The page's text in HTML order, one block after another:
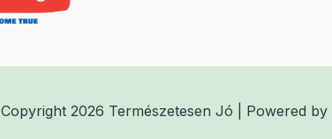
Copyright 2026 Természetesen Jó | Powered by